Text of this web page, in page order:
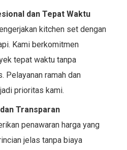
dan Tepat Waktu
kitchen set dengan
Kami berkomitmen
tepat waktu tanpa
Pelayanan ramah dan
prioritas kami.
Transparan
penawaran harga yang
jelas tanpa biaya